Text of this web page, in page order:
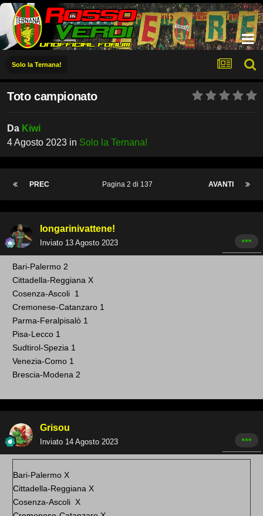
Solo la Ternana!
Toto campionato
Da Kiwi
4 Agosto 2023 in Solo la Ternana!
PREC AVANTI
Pagina 2 di 137
longarinivattene!
Inviato 13 Agosto 2023
Bari -Palermo 2
Cittadella-Reggiana X
Cosenza -Ascoli 1
Cremonese-Catanzaro 1
Parma-Feralpisalò 1
Pisa-Lecco 1
Sudtirol-Spezia 1
Venezia-Como 1
Brescia-Modena 2
Grisou
Inviato 14 Agosto 2023
Bari -Palermo X
Cittadella-Reggiana X
Cosenza -Ascoli X